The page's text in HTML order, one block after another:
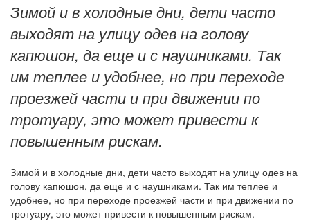
Зимой и в холодные дни, дети часто
выходят на улицу одев на голову
капюшон, да еще и с наушниками. Так
им теплее и удобнее, но при переходе
проезжей части и при движении по
тротуару, это может привести к
повышенным рискам.
Зимой и в холодные дни, дети часто выходят на улицу одев на
голову капюшон, да еще и с наушниками. Так им теплее и
удобнее, но при переходе проезжей части и при движении по
тротуару, это может привести к повышенным рискам.